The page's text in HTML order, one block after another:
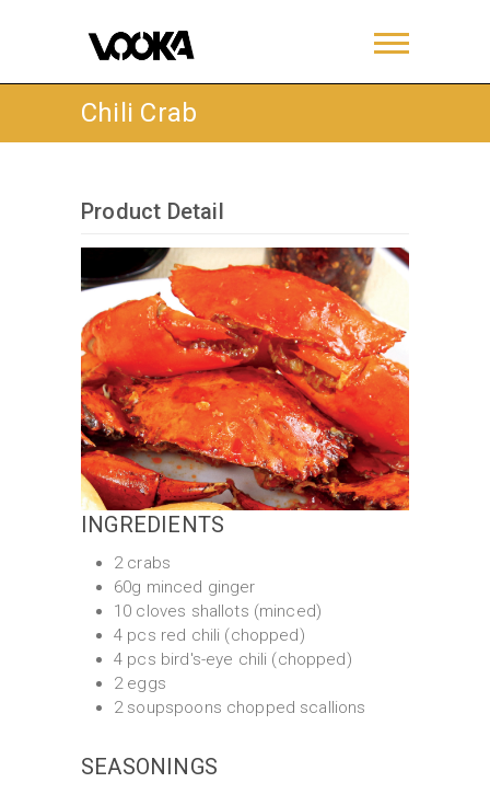
Chili Crab
Product Detail
INGREDIENTS
2 crabs
60g minced ginger
10 cloves shallots (minced)
4 pcs red chili (chopped)
4 pcs bird's-eye chili (chopped)
2 eggs
2 soupspoons chopped scallions
SEASONINGS